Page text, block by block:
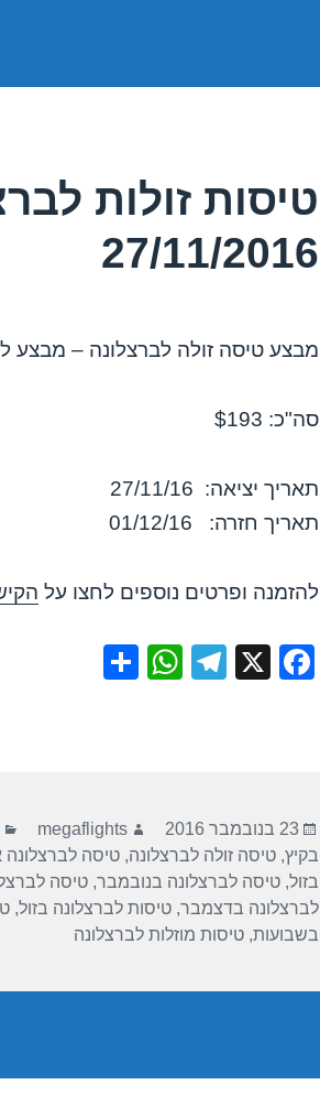
טיסות זולות
27/11/2016
מבצע טיסה זולה לברצלונה – מבצע
סה"כ: $193
תאריך יציאה: 27/11/16
תאריך חזרה: 01/12/16
להזמנה ופרטים נוספים לחצו על
F
o
o
k
X
T
m
W
p
p
פורסם
בתאריך
23 בנובמבר 2016 מחבר
megaflights
בקיץ,טיסה זולה לברצלונה,טיסה לברצלונה
בזול,טיסה לברצלונה בנובמבר,טיסה
לברצלונה בדצמבר,טיסות לברצלונה בזול,
בשבועות,טיסות מוזלות לברצלונה